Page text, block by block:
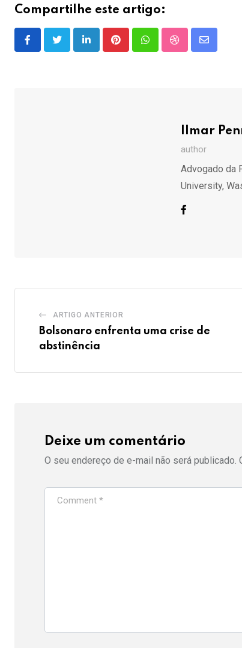
Compartilhe este artigo:
LinkedInPinterestWhatsappStumbleUpon
Share
Ilmar
author
Advogado da
University,
ARTIGO ANTERIOR
Bolsonaro enfrenta uma crise de
abstinência
Deixe um comentário
O seu endereço de e-mail não será publicado.